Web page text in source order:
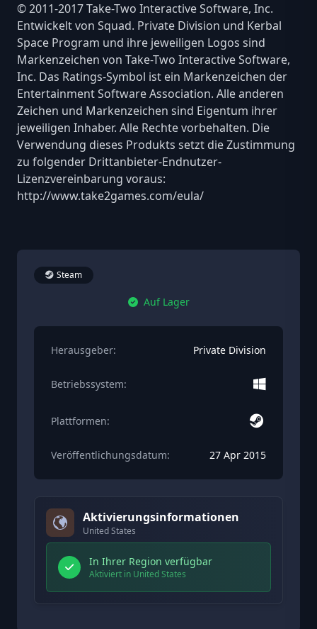
© 2011-2017 Take-Two Interactive Software, Inc.
Entwickelt von Squad. Private Division und Kerbal
Space Program und ihre jeweiligen Logos sind
Markenzeichen von Take-Two Interactive Software,
Inc. Das Ratings-Symbol ist ein Markenzeichen der
Entertainment Software Association. Alle anderen
Zeichen und Markenzeichen sind Eigentum ihrer
jeweiligen Inhaber. Alle Rechte vorbehalten. Die
Verwendung dieses Produkts setzt die Zustimmung
zu folgender Drittanbieter-Endnutzer-
Lizenzvereinbarung voraus:
http://www.take2games.com/eula/
Steam
Auf Lager
Herausgeber: Private Division
Betriebssystem:
Plattformen:
Veröffentlichungsdatum: 27 Apr 2015
Aktivierungsinformationen
United States
In Ihrer Region verfügbar
Aktiviert in United States